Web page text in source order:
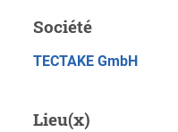
Société
TECTAKE GmbH
Lieu(x)